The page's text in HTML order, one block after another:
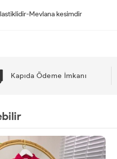
lastiklidir-Mevlana kesimdir
Kapıda Ödeme İmkanı